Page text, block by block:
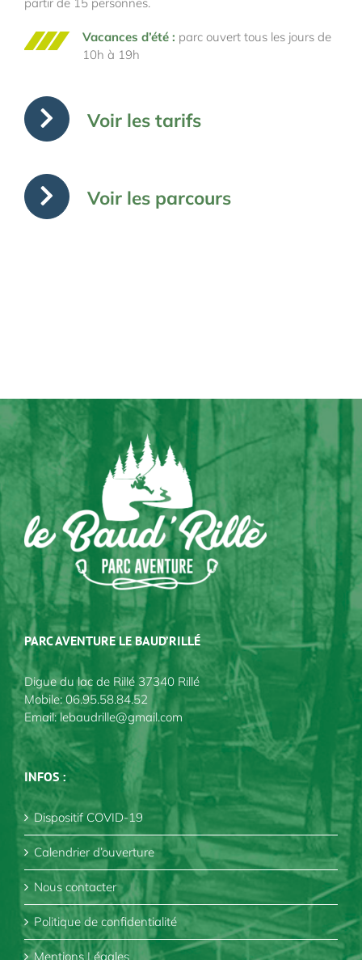
Vacances d’été : parc ouvert tous les jours de
10h à 19h
Voir les tarifs
Voir les parcours
PARC AVENTURE LE BAUD’RILLÉ
Digue du lac de Rillé 37340 Rillé
Mobile:06.95.58.84.52
Email:lebaudrille@gmail.com
INFOS :
Dispositif COVID-19
Calendrier d’ouverture
Nous contacter
Politique de confidentialité
Mentions Légales